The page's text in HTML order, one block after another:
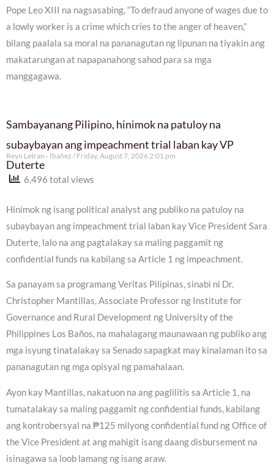
Pope Leo XIII na nagsasabing, “To defraud anyone of wages due to
a lowly worker is a crime which cries to the anger of heaven,”
bilang paalala sa moral na pananagutan ng lipunan na tiyakin ang
makatarungan at napapanahong sahod para sa mga
manggagawa.
Sambayanang Pilipino, hinimok na patuloy na
subaybayan ang impeachment trial laban kay VP
Duterte
Reyn Letran - Ibañez Friday, August 7, 2026 2:01 pm
6,496 total views
Hinimok ng isang political analyst ang publiko na patuloy na
subaybayan ang impeachment trial laban kay Vice President Sara
Duterte, lalo na ang pagtalakay sa maling paggamit ng
confidential funds na kabilang sa Article 1 ng impeachment.
Sa panayam sa programang Veritas Pilipinas, sinabi ni Dr.
Christopher Mantillas, Associate Professor ng Institute for
Governance and Rural Development ng University of the
Philippines Los Baños, na mahalagang maunawaan ng publiko ang
mga isyung tinatalakay sa Senado sapagkat may kinalaman ito sa
pananagutan ng mga opisyal ng pamahalaan.
Ayon kay Mantillas, nakatuon na ang paglilitis sa Article 1, na
tumatalakay sa maling paggamit ng confidential funds, kabilang
ang kontrobersyal na ₱125 milyong confidential fund ng Office of
the Vice President at ang mahigit isang daang disbursement na
isinagawa sa loob lamang ng isang araw.